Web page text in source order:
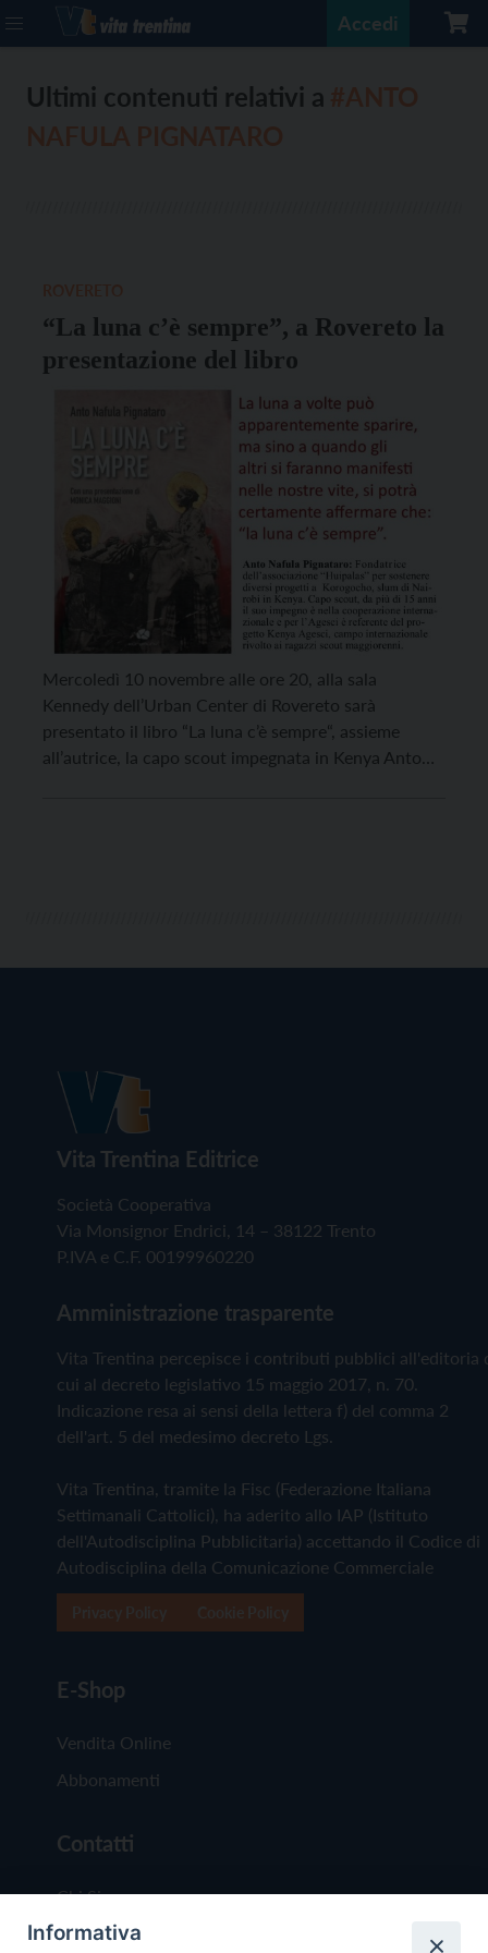
Accedi
Ultimi contenuti relativi a
“La luna c’è sempre”, a Rovereto la
presentazione del libro
Mercoledì 10 novembre alle ore 20, alla sala
Kennedy dell’Urban Center di Rovereto sarà
presentato il libro “La luna c’è sempre“, assieme
all’autrice, la capo scout impegnata in Kenya Anto
Vita Trentina Editrice
Società Cooperativa
Via Monsignor Endrici, 14 – 38122 Trento
P.IVA e C.F. 00199960220
Amministrazione trasparente
Vita Trentina percepisce i contributi pubblici all'editoria
cui al decreto legislativo 15 maggio 2017, n. 70.
Indicazione resa ai sensi della lettera f) del comma 2
dell'art. 5 del medesimo decreto Lgs.
Vita Trentina, tramite la Fisc (Federazione Italiana
Settimanali Cattolici), ha aderito allo IAP (Istituto
dell'Autodisciplina Pubblicitaria) accettando il Codice di
Autodisciplina della Comunicazione Commerciale
E-Shop
Vendita Online
Abbonamenti
Contatti
Chi Siamo
Redazione
Informativa